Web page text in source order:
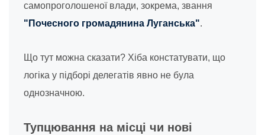
самопроголошеної влади, зокрема, звання
"Почесного громадянина Луганська".
Що тут можна сказати? Хіба констатувати, що
логіка у підборі делегатів явно не була
однозначною.
Тупцювання на місці чи нові